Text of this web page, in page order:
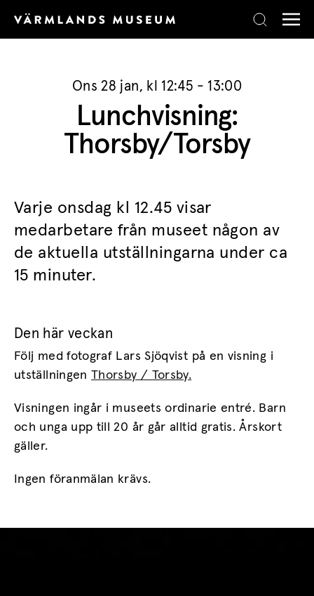
Ons 28 jan, kl 12:45 - 13:00
Lunchvisning:
Thorsby/Torsby
Varje onsdag kl 12.45 visar
medarbetare från museet någon av
de aktuella utställningarna under ca
15 minuter.
Den här veckan
Följ med fotograf Lars Sjöqvist på en visning i
utställningenThorsby / Torsby.
Visningen ingår i museets ordinarie entré. Barn
och unga upp till 20 år går alltid gratis. Årskort
gäller.
Ingen föranmälan krävs.